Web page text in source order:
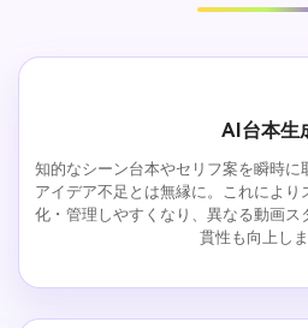
AI台本生
知的なシーン台本やセリフ案を瞬時
アイデア不足とは無縁に。これによ
化・管理しやすくなり、異なる動画ス
貫性も向上しま